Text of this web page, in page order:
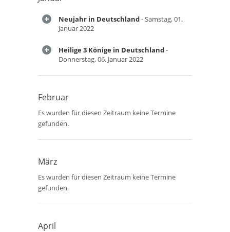
Neujahr in Deutschland- Samstag, 01.
Januar 2022
Heilige 3 Könige in Deutschland-
Donnerstag, 06. Januar 2022
Februar
Es wurden für diesen Zeitraum keine Termine
gefunden.
März
Es wurden für diesen Zeitraum keine Termine
gefunden.
April